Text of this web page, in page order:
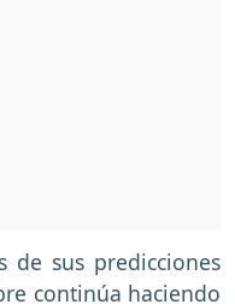
de sus predicciones
continúa haciendo